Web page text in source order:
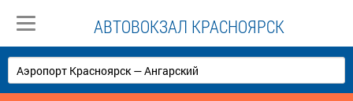
АВТОВОКЗАЛ КРАСНОЯРСК